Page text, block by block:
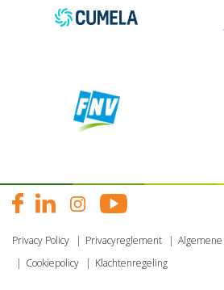
Privacy Policy Privacyreglement
Cookiepolicy
Klachtenregeling